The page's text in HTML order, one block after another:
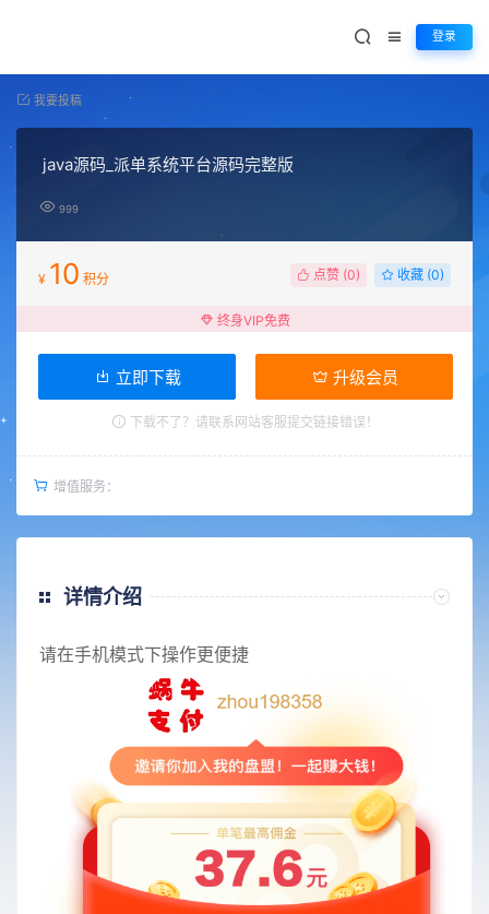
登录
我要投稿
java源码_派单系统平台源码完整版
999
¥ 10 积分 点赞 (0) 收藏 (0)
终身VIP免费
立即下载 升级会员
下载不了？请联系网站客服提交链接错误！
增值服务：
详情介绍
请在手机模式下操作更便捷